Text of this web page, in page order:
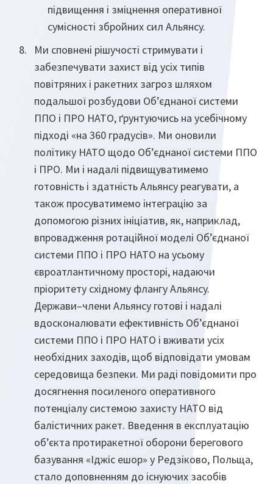
підвищення і зміцнення оперативної
сумісності збройних сил Альянсу.
Ми сповнені рішучості стримувати і
забезпечувати захист від усіх типів
повітряних і ракетних загроз шляхом
подальшої розбудови Об’єднаної системи
ППО і ПРО НАТО, ґрунтуючись на усебічному
підході «на 360 градусів». Ми оновили
політику НАТО щодо Об’єднаної системи ППО
і ПРО. Ми і надалі підвищуватимемо
готовність і здатність Альянсу реагувати, а
також просуватимемо інтеграцію за
допомогою різних ініціатив, як, наприклад,
впровадження ротаційної моделі Об’єднаної
системи ППО і ПРО НАТО на усьому
євроатлантичному просторі, надаючи
пріоритету східному флангу Альянсу.
Держави–члени Альянсу готові і надалі
вдосконалювати ефективність Об’єднаної
системи ППО і ПРО НАТО і вживати усіх
необхідних заходів, щоб відповідати умовам
середовища безпеки. Ми раді повідомити про
досягнення посиленого оперативного
потенціалу системою захисту НАТО від
балістичних ракет. Введення в експлуатацію
об’єкта протиракетної оборони берегового
базування «Іджіс ешор» у Редзіково, Польща,
стало доповненням до існуючих засобів